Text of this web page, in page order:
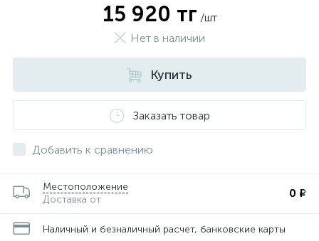
15 920 тг /шт
Нет в наличии
Купить
Заказать товар
Добавить к сравнению
Местоположение
Доставка от
0 ₽
Наличный и безналичный расчет, банковские карты